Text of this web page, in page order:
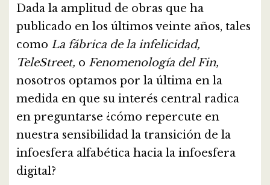
Dada la amplitud de obras que ha
publicado en los últimos veinte años, tales
como La fábrica de la infelicidad,
TeleStreet, o Fenomenología del Fin,
nosotros optamos por la última en la
medida en que su interés central radica
en preguntarse ¿cómo repercute en
nuestra sensibilidad la transición de la
infoesfera alfabética hacia la infoesfera
digital?